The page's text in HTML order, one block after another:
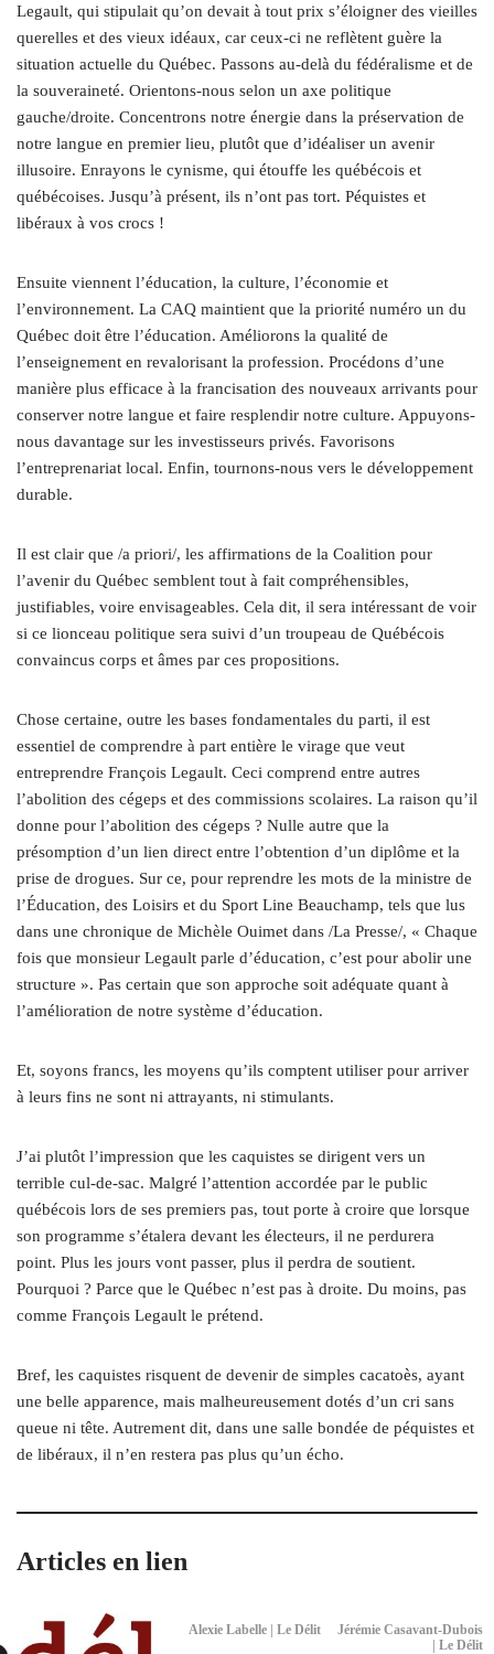
Legault, qui stipulait qu’on devait à tout prix s’éloigner des vieilles
querelles et des vieux idéaux, car ceux-ci ne reflètent guère la
situation actuelle du Québec. Passons au-delà du fédéralisme et de
la souveraineté. Orientons-nous selon un axe politique
gauche/droite. Concentrons notre énergie dans la préservation de
notre langue en premier lieu, plutôt que d’idéaliser un avenir
illusoire. Enrayons le cynisme, qui étouffe les québécois et
québécoises. Jusqu’à présent, ils n’ont pas tort. Péquistes et
libéraux à vos crocs !
Ensuite viennent l’éducation, la culture, l’économie et
l’environnement. La CAQ maintient que la priorité numéro un du
Québec doit être l’éducation. Améliorons la qualité de
l’enseignement en revalorisant la profession. Procédons d’une
manière plus efficace à la francisation des nouveaux arrivants pour
conserver notre langue et faire resplendir notre culture. Appuyons-
nous davantage sur les investisseurs privés. Favorisons
l’entreprenariat local. Enfin, tournons-nous vers le développement
durable.
Il est clair que /a priori/, les affirmations de la Coalition pour
l’avenir du Québec semblent tout à fait compréhensibles,
justifiables, voire envisageables. Cela dit, il sera intéressant de voir
si ce lionceau politique sera suivi d’un troupeau de Québécois
convaincus corps et âmes par ces propositions.
Chose certaine, outre les bases fondamentales du parti, il est
essentiel de comprendre à part entière le virage que veut
entreprendre François Legault. Ceci comprend entre autres
l’abolition des cégeps et des commissions scolaires. La raison qu’il
donne pour l’abolition des cégeps ? Nulle autre que la
présomption d’un lien direct entre l’obtention d’un diplôme et la
prise de drogues. Sur ce, pour reprendre les mots de la ministre de
l’Éducation, des Loisirs et du Sport Line Beauchamp, tels que lus
dans une chronique de Michèle Ouimet dans /La Presse/, « Chaque
fois que monsieur Legault parle d’éducation, c’est pour abolir une
structure ». Pas certain que son approche soit adéquate quant à
l’amélioration de notre système d’éducation.
Et, soyons francs, les moyens qu’ils comptent utiliser pour arriver
à leurs fins ne sont ni attrayants, ni stimulants.
J’ai plutôt l’impression que les caquistes se dirigent vers un
terrible cul-de-sac. Malgré l’attention accordée par le public
québécois lors de ses premiers pas, tout porte à croire que lorsque
son programme s’étalera devant les électeurs, il ne perdurera
point. Plus les jours vont passer, plus il perdra de soutient.
Pourquoi ? Parce que le Québec n’est pas à droite. Du moins, pas
comme François Legault le prétend.
Bref, les caquistes risquent de devenir de simples cacatoès, ayant
une belle apparence, mais malheureusement dotés d’un cri sans
queue ni tête. Autrement dit, dans une salle bondée de péquistes et
de libéraux, il n’en restera pas plus qu’un écho.
Articles en lien
Alexie Labelle | Le Délit
Jérémie Casavant-Dubois
| Le Délit